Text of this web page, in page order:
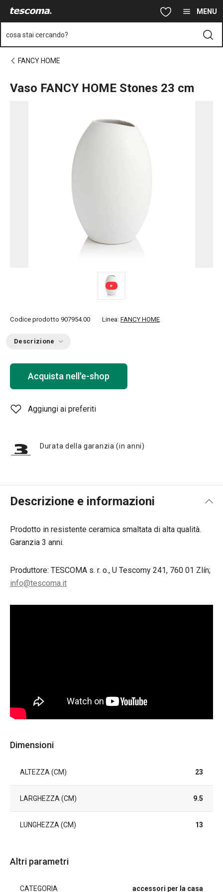
Vai al contenuto principale MENU
cosa stai cercando?
FANCY HOME
Vaso FANCY HOME Stones 23 cm
Codice prodotto 907954.00 Linea: FANCY HOME
Descrizione
Acquista nell'e-shop
Aggiungi ai preferiti
Durata della garanzia (in anni)
Descrizione e informazioni
Prodotto in resistente ceramica smaltata di alta qualità.
Garanzia 3 anni.
Produttore: TESCOMA s. r. o., U Tescomy 241, 760 01 Zlín;
info@tescoma.it
Dimensioni
ALTEZZA (CM) 23
LARGHEZZA (CM) 9.5
LUNGHEZZA (CM) 13
Altri parametri
CATEGORIA accessori per la casa